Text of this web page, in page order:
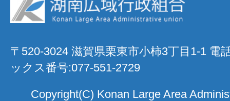
〒520-3024 滋賀県栗東市小柿3丁目1-1 電
ックス番号:077-551-2729
Copyright(C) Konan Large Area